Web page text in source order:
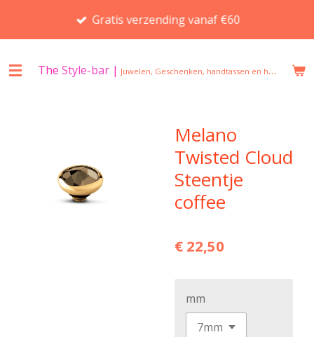
de
Gratis verzending vanaf €60
The Style-bar | Juwelen, Geschenken, handtassen en huisgeuren in Beveren
Melano
Twisted Cloud
Steentje
coffee
€ 22,50
mm